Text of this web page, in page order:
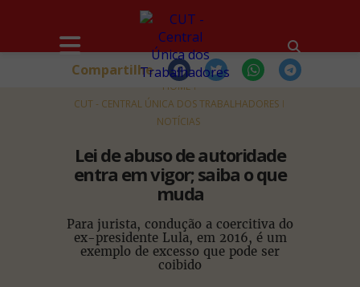
HOME
CUT - CENTRAL ÚNICA DOS TRABALHADORES
NOTÍCIAS
Lei de abuso de autoridade
entra em vigor; saiba o que
muda
Para jurista, condução a coercitiva do
ex-presidente Lula, em 2016, é um
exemplo de excesso que pode ser
coibido
Compartilhe